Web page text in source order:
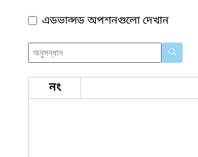
এডভান্সড অপশনগুলো দেখান
নং